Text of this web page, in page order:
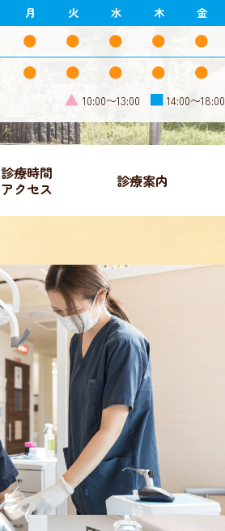
10:00〜13:00 14:00〜18:00
月 火 水 木 金
診療時間
アクセス
診療案内